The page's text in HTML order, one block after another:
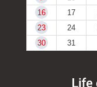
16
17
23
24
30
31